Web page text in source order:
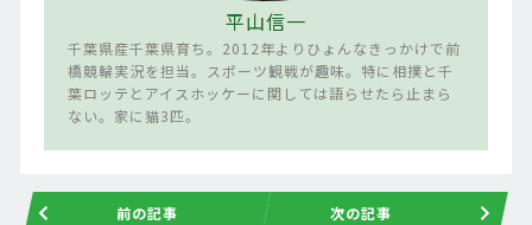
平山信一
千葉県産千葉県育ち。2012年よりひょんなきっかけで前
橋競輪実況を担当。スポーツ観戦が趣味。特に相撲と千
葉ロッテとアイスホッケーに関しては語らせたら止まら
ない。家に猫3匹。
前の記事 次の記事